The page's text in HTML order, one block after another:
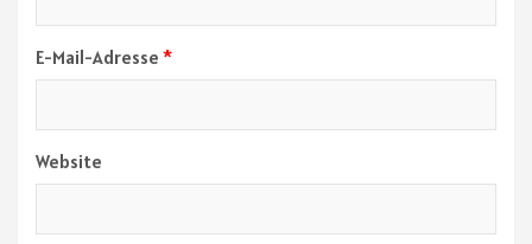
E-Mail-Adresse *
Website